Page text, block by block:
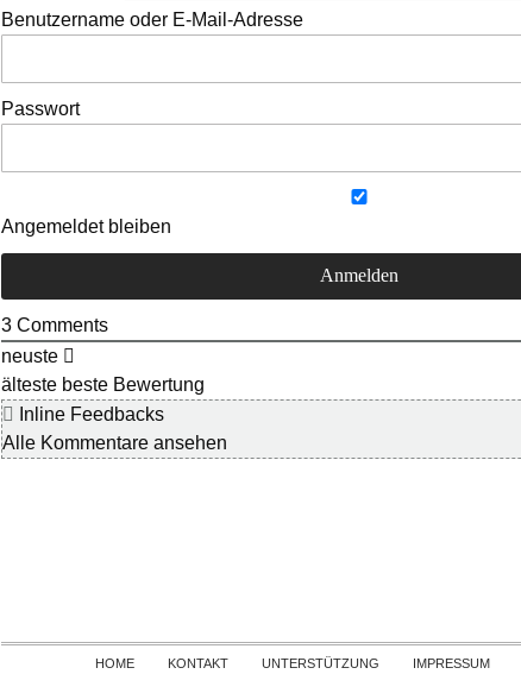
Benutzername oder E-Mail-Adresse
Passwort
Angemeldet bleiben
3 Comments
neuste
älteste beste Bewertung
Inline Feedbacks
Alle Kommentare ansehen
HOME KONTAKT UNTERSTÜTZUNG IMPRESSUM